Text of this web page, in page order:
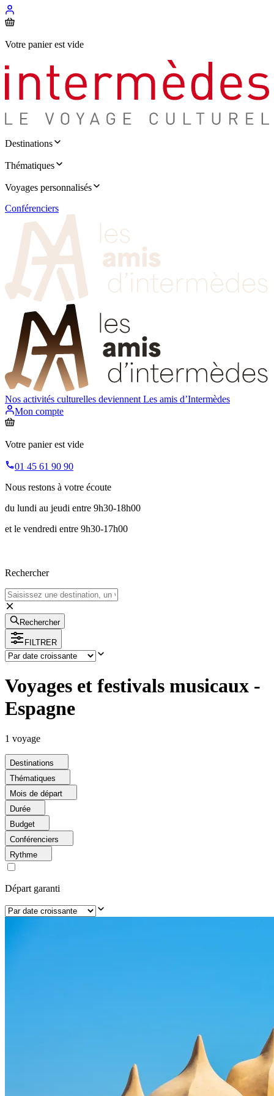
Votre panier est vide
Destinations
Thématiques
Voyages personnalisés
Conférenciers
Nos activités culturelles deviennent Les amis d’Intermèdes
Mon compte
Votre panier est vide
01 45 61 90 90
Nous restons à votre écoute
du lundi au jeudi entre 9h30-18h00
et le vendredi entre 9h30-17h00
Rechercher
Rechercher
FILTRER
Voyages et festivals musicaux -
Espagne
1 voyage
Destinations
Thématiques
Mois de départ
Durée
Budget
Conférenciers
Rythme
Départ garanti